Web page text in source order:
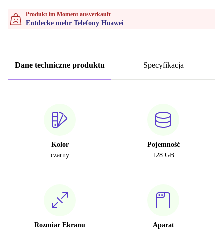
Produkt im Moment ausverkauft
Entdecke mehr Telefony Huawei
Dane techniczne produktu Specyfikacja
Kolor
czarny
Pojemność
128 GB
Rozmiar Ekranu
Aparat